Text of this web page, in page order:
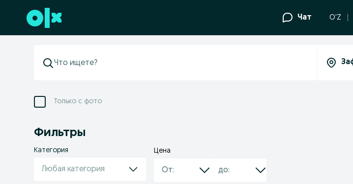
Перейти к нижнему колонтитулу Чат O'Z
Только с фото
Фильтры
Категория
Любая категория
Цена